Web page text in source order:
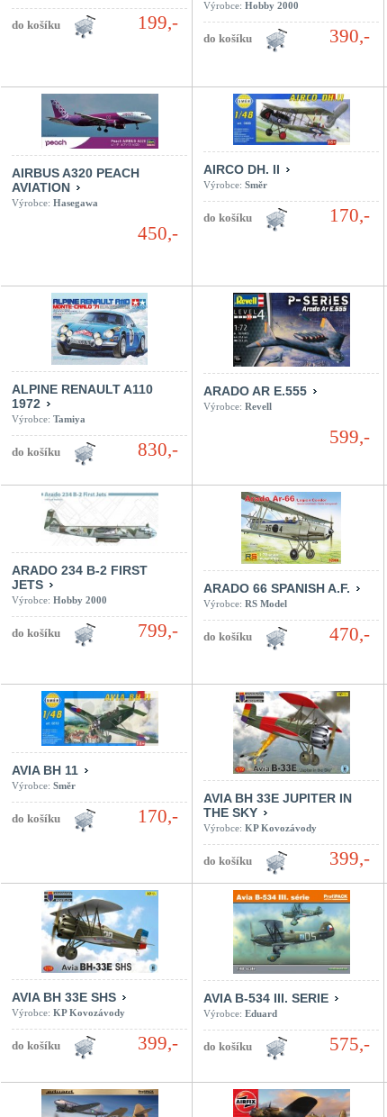
199,-
Výrobce: Hobby 2000
390,-
AIRBUS A320 PEACH
AVIATION
Výrobce: Hasegawa
450,-
AIRCO DH. II
Výrobce: Směr
170,-
ALPINE RENAULT A110
1972
Výrobce: Tamiya
830,-
ARADO AR E.555
Výrobce: Revell
599,-
ARADO 234 B-2 FIRST
JETS
Výrobce: Hobby 2000
799,-
ARADO 66 SPANISH A.F.
Výrobce: RS Model
470,-
AVIA BH 11
Výrobce: Směr
170,-
AVIA BH 33E JUPITER IN
THE SKY
Výrobce: KP Kovozávody
399,-
AVIA BH 33E SHS
Výrobce: KP Kovozávody
399,-
AVIA B-534 III. SERIE
Výrobce: Eduard
575,-